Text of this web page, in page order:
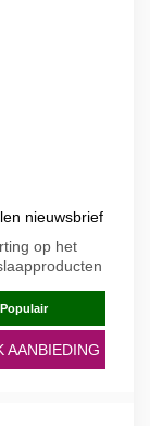
nieuwsbrief
op het
Populair
AANBIEDING